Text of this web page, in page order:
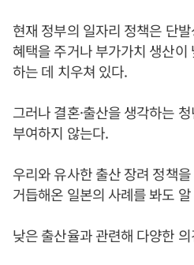
현재 정부의 일자리 정책은 단
혜택을 주거나 부가가치 생산
하는 데 치우쳐 있다.
그러나 결혼·출산을 생각하는
부여하지 않는다.
우리와 유사한 출산 장려 정책
거듭해온 일본의 사례를 봐도
낮은 출산율과 관련해 다양한